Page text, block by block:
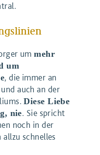
ummehr
um
, die immer an
auch an der
Diese Liebe
nie. Sie spricht
noch in der
schnelles